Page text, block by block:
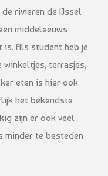
rivieren de IJssel
middeleeuws
is. Als student heb je
winkeltjes, terrasjes,
eten is hier ook
het bekendste
zijn er ook veel
minder te besteden